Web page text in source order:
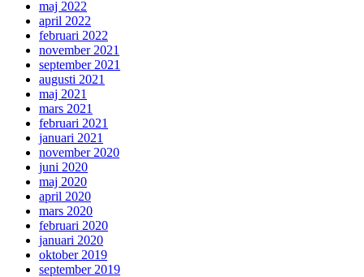
maj 2022
april 2022
februari 2022
november 2021
september 2021
augusti 2021
maj 2021
mars 2021
februari 2021
januari 2021
november 2020
juni 2020
maj 2020
april 2020
mars 2020
februari 2020
januari 2020
oktober 2019
september 2019